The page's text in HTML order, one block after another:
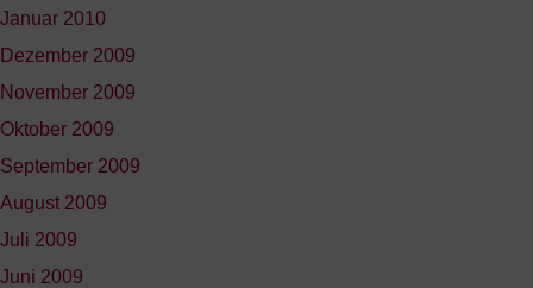
Januar 2010
Dezember 2009
November 2009
Oktober 2009
September 2009
August 2009
Juli 2009
Juni 2009